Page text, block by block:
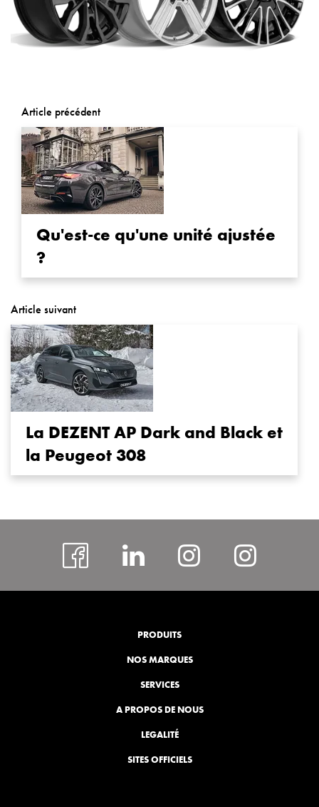
Article précédent
Qu'est-ce qu'une unité ajustée
?
Article suivant
La DEZENT AP Dark and Black et
la Peugeot 308
facebook
# Instagram
PRODUITS
NOS MARQUES
SERVICES
A PROPOS DE NOUS
LEGALITÉ
SITES OFFICIELS